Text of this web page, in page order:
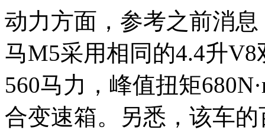
动力方面，参考之前消
马M5采用相同的4.4升
560马力，峰值扭矩
合变速箱。另悉，该车